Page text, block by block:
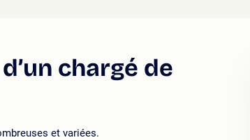
chargé de
et variées.